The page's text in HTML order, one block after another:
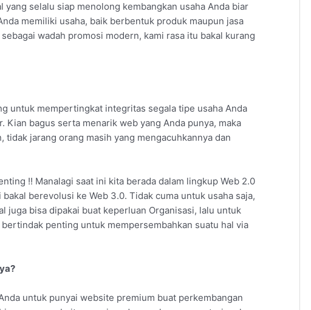
selalu siap menolong kembangkan usaha Anda biar
memiliki usaha, baik berbentuk produk maupun jasa
wadah promosi modern, kami rasa itu bakal kurang
untuk mempertingkat integritas segala tipe usaha Anda
bagus serta menarik web yang Anda punya, maka
tidak jarang orang masih yang mengacuhkannya dan
!! Manalagi saat ini kita berada dalam lingkup Web 2.0
berevolusi ke Web 3.0. Tidak cuma untuk usaha saja,
juga bisa dipakai buat keperluan Organisasi, lalu untuk
penting untuk mempersembahkan suatu hal via
untuk punyai website premium buat perkembangan